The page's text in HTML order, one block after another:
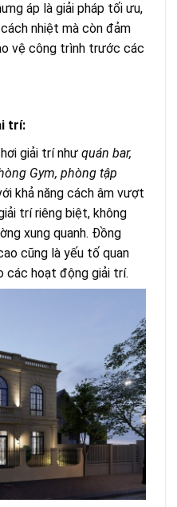
áp là giải pháp tối ưu,
nhiệt mà còn đảm
vệ công trình trước các
trí:
giải trí như quán bar,
Gym, phòng tập
khả năng cách âm vượt
trí riêng biệt, không
xung quanh. Đồng
cũng là yếu tố quan
các hoạt động giải trí.